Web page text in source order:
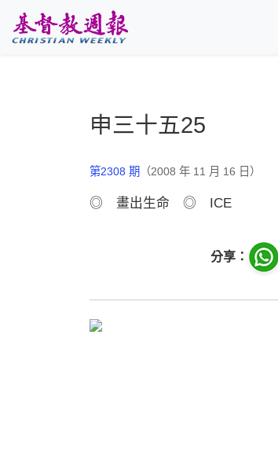
申三十五25
第2308 期 （2008 年 11 月 16 日）
◎ 畫出生命 ◎ ICE
分享：